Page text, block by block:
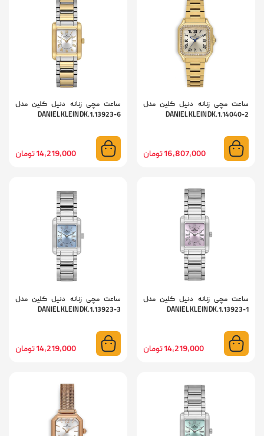
ساعت مچی زنانه دنیل کلین مدل
DANIEL KLEIN DK.1.14040-2
16,807,000 تومان
ساعت مچی زنانه دنیل کلین مدل
DANIEL KLEIN DK.1.13923-6
14,219,000 تومان
ساعت مچی زنانه دنیل کلین مدل
DANIEL KLEIN DK.1.13923-1
14,219,000 تومان
ساعت مچی زنانه دنیل کلین مدل
DANIEL KLEIN DK.1.13923-3
14,219,000 تومان